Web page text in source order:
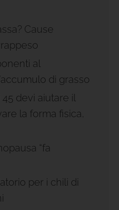
Cause
al
di grasso
devi aiutare il
la forma fisica,
“fa
per i chili di